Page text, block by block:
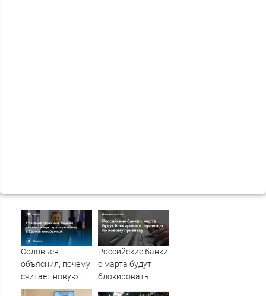
Соловьёв
объяснил, почему
считает новую
крупную войну в
Российские банки
с марта будут
блокировать